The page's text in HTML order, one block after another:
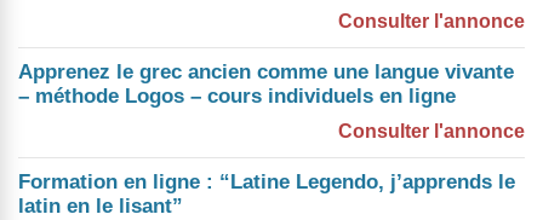
Consulter l'annonce
Apprenez le grec ancien comme une langue vivante
– méthode Logos – cours individuels en ligne
Consulter l'annonce
Formation en ligne : “Latine Legendo, j’apprends le
latin en le lisant”